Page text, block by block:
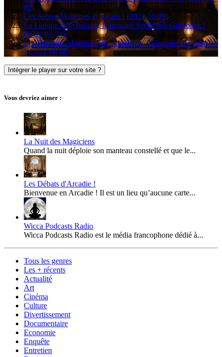
05)
Les Arbres Magiques et Sacrés ! (2021-10-29)
La Langue des Oiseaux, le langage Secret des Grimoires !
(2021-09-24)
Les Pouvoirs Magiques des Amulettes, Talismans et Pentacles
! (2021-08-06)
Intégrer le player sur votre site ?
Vous devriez aimer :
La Nuit des Magiciens
Quand la nuit déploie son manteau constellé et que le...
Les Débats d'Arcadie !
Bienvenue en Arcadie ! Il est un lieu qu’aucune carte...
Wicca Podcasts Radio
Wicca Podcasts Radio est le média francophone dédié à...
Tous les genres
Les + récents
Actualité
Art
Cinéma
Culture
Divertissement
Documentaire
Economie
Enquête
Entretien